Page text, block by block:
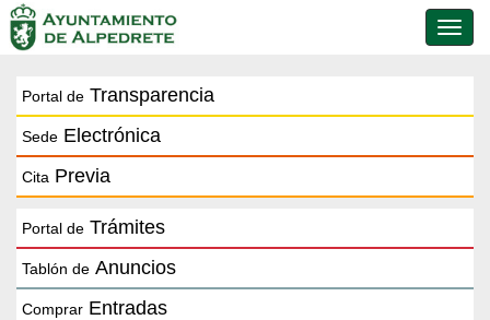
de
Portal de Transparencia
Sede Electrónica
Cita Previa
Portal de Trámites
Tablón de Anuncios
Comprar Entradas